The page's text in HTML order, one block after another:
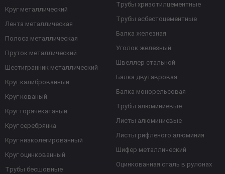
Круг металлический
Лента металлическая
Полоса металлическая
Пруток металлический
Шестигранник металлический
Круг калиброванный
Круг кованый
Круг горячекатаный
Круг серебрянка
Круг низколегированный
Круг оцинкованный
Трубы бесшовные
Трубы хризотилцементные
Трубы асбестоцементные
Балка железная
Уголок железный
Швеллер стальной
Балка двутавровая
Балка монорельсовая
Трубы алюминиевые
Листы алюминиевые
Листы рифленого алюминия
Шифер металлический
Оцинкованная сталь в рулонах